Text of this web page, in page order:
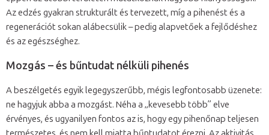
Az edzés gyakran strukturált és tervezett, míg a pihenést és a
regenerációt sokan alábecsülik – pedig alapvetőek a fejlődéshez
és az egészséghez.
Mozgás – és bűntudat nélküli pihenés
A beszélgetés egyik legegyszerűbb, mégis legfontosabb üzenete:
ne hagyjuk abba a mozgást. Néha a „kevesebb több” elve
érvényes, és ugyanilyen fontos az is, hogy egy pihenőnap teljesen